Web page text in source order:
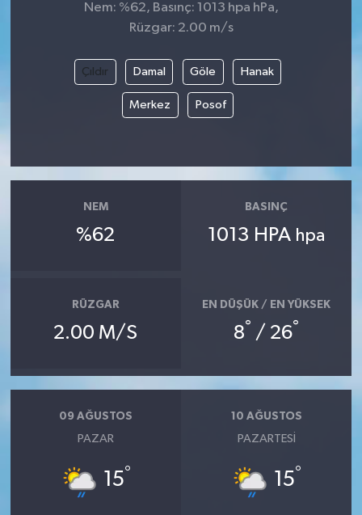
Nem: %62, Basınç: 1013 hpa hPa,
Rüzgar: 2.00 m/s
Çıldır Damal Göle Hanak
Merkez Posof
NEM
%62
BASINÇ
1013 HPA hpa
RÜZGAR
2.00 M/S
EN DÜŞÜK / EN YÜKSEK
8° / 26°
09 AĞUSTOS
PAZAR
15°
10 AĞUSTOS
PAZARTESI
15°